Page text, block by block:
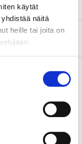
käytät
näitä
heille tai joita on
2 hours!